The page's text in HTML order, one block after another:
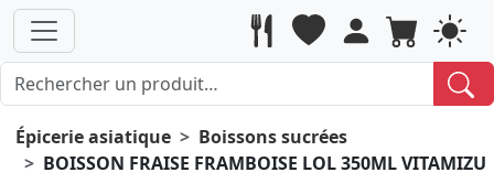
Épicerie asiatique
Boissons sucrées
BOISSON FRAISE FRAMBOISE LOL 350ML VITAMIZU